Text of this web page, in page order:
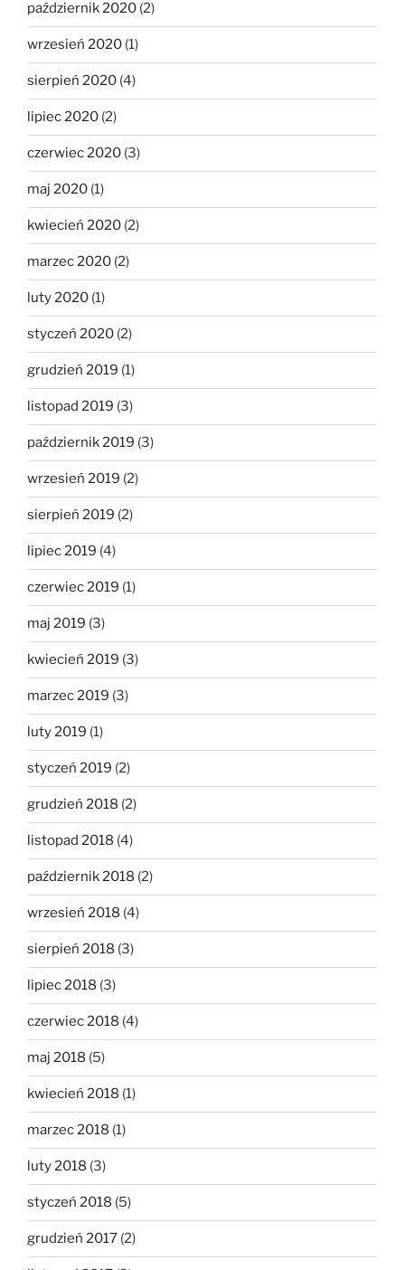
październik 2020 (2)
wrzesień 2020 (1)
sierpień 2020 (4)
lipiec 2020 (2)
czerwiec 2020 (3)
maj 2020 (1)
kwiecień 2020 (2)
marzec 2020 (2)
luty 2020 (1)
styczeń 2020 (2)
grudzień 2019 (1)
listopad 2019 (3)
październik 2019 (3)
wrzesień 2019 (2)
sierpień 2019 (2)
lipiec 2019 (4)
czerwiec 2019 (1)
maj 2019 (3)
kwiecień 2019 (3)
marzec 2019 (3)
luty 2019 (1)
styczeń 2019 (2)
grudzień 2018 (2)
listopad 2018 (4)
październik 2018 (2)
wrzesień 2018 (4)
sierpień 2018 (3)
lipiec 2018 (3)
czerwiec 2018 (4)
maj 2018 (5)
kwiecień 2018 (1)
marzec 2018 (1)
luty 2018 (3)
styczeń 2018 (5)
grudzień 2017 (2)